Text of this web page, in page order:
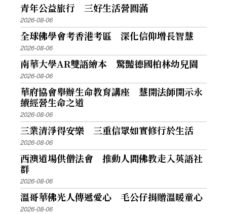
青年公益旅行 三好生活營圓滿
2026-08-06
全球佛學會考香港考區 深化信仰增長智慧
2026-08-06
南華大學AR雙語繪本 驚豔德國柏林幼兒園
2026-08-06
華府協會舉辦生命教育講座 慧開法師開示永
續經營生命之道
2026-08-06
三業清淨得安樂 三重信眾如實修行於生活
2026-08-06
西澳道場供僧法會 推動人間佛教走入英語社
群
2026-08-06
溫哥華佛光人傳遞愛心 毛公仔捐贈溫暖童心
2026-08-06